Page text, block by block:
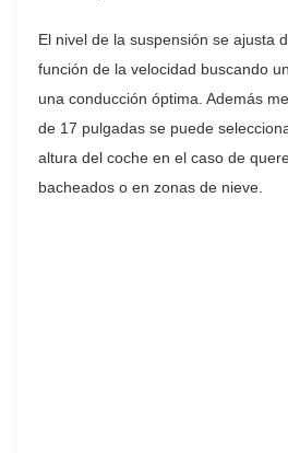
El nivel de la suspensión se ajusta
función de la velocidad buscando
una conducción óptima. Además
de 17 pulgadas se puede
altura del coche en el caso de
bacheados o en zonas de nieve.